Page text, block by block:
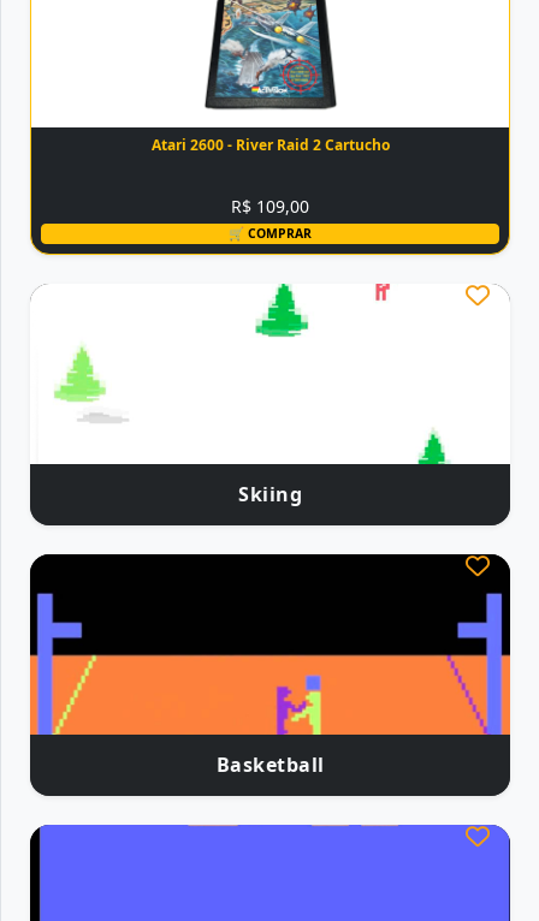
Atari 2600 - River Raid 2 Cartucho
R$ 109,00
🛒 COMPRAR
Skiing
Basketball